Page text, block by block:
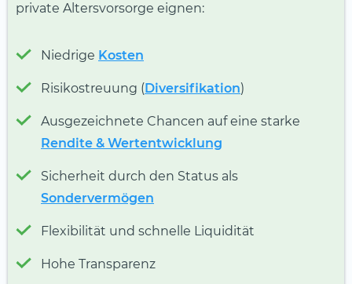
private Altersvorsorge eignen:
Niedrige Kosten
Risikostreuung ( Diversifikation)
Ausgezeichnete Chancen auf eine starke
Rendite & Wertentwicklung
Sicherheit durch den Status als
Sondervermögen
Flexibilität und schnelle Liquidität
Hohe Transparenz